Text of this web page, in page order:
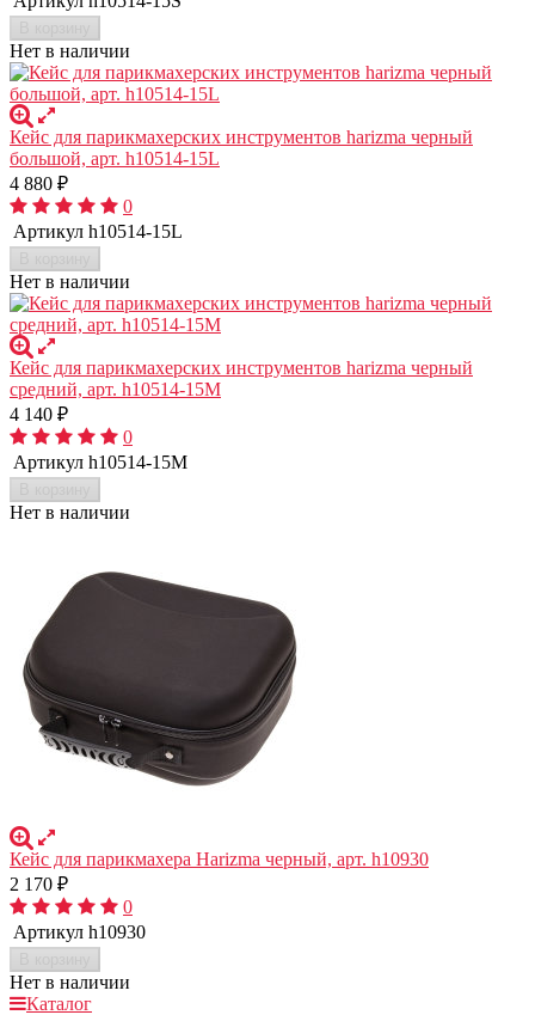
Нет в наличии
Кейс для парикмахерских инструментов harizma черный
большой, арт. h10514-15L
4 880 ₽
0
Артикул h10514-15L
Нет в наличии
Кейс для парикмахерских инструментов harizma черный
средний, арт. h10514-15M
4 140 ₽
0
Артикул h10514-15M
Нет в наличии
Кейс для парикмахера Harizma черный, арт. h10930
2 170 ₽
0
Артикул h10930
Нет в наличии
Каталог